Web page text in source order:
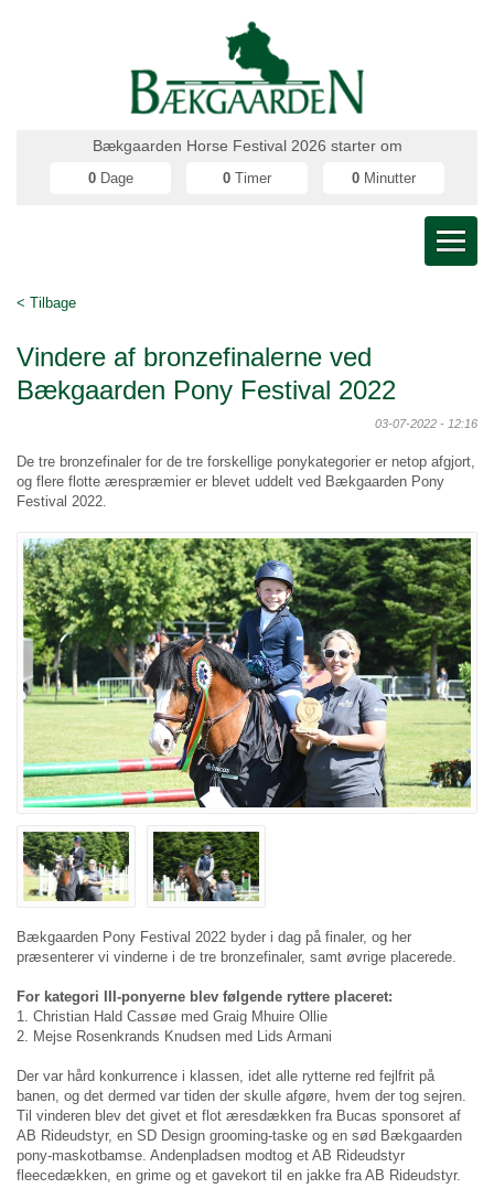
Bækgaarden Horse Festival 2026 starter om
0 Dage 0 Timer 0 Minutter
< Tilbage
Vindere af bronzefinalerne ved
Bækgaarden Pony Festival 2022
03-07-2022 - 12:16
De tre bronzefinaler for de tre forskellige ponykategorier er netop afgjort,
og flere flotte ærespræmier er blevet uddelt ved Bækgaarden Pony
Festival 2022.
Bækgaarden Pony Festival 2022 byder i dag på finaler, og her
præsenterer vi vinderne i de tre bronzefinaler, samt øvrige placerede.
For kategori III-ponyerne blev følgende ryttere placeret:
1. Christian Hald Cassøe med Graig Mhuire Ollie
2. Mejse Rosenkrands Knudsen med Lids Armani
Der var hård konkurrence i klassen, idet alle rytterne red fejlfrit på
banen, og det dermed var tiden der skulle afgøre, hvem der tog sejren.
Til vinderen blev det givet et flot æresdækken fra Bucas sponsoret af
AB Rideudstyr, en SD Design grooming-taske og en sød Bækgaarden
pony-maskotbamse. Andenpladsen modtog et AB Rideudstyr
fleecedækken, en grime og et gavekort til en jakke fra AB Rideudstyr.